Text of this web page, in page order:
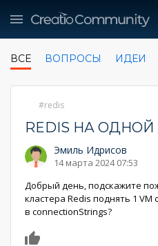
ВСЕ ВОПРОСЫ ИДЕИ
redis
REDIS НА
Эмиль Идрисов
14 марта 2024 07:53
Добрый день, подскажите
кластера Redis поднять 1
в connectionStrings?